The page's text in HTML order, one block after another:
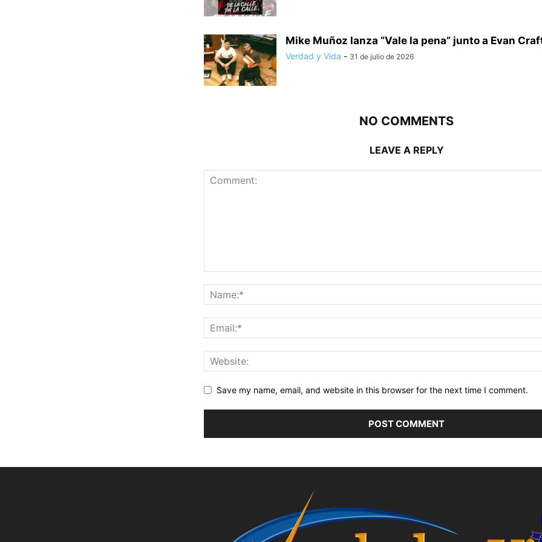
Mike Muñoz lanza “Vale la pena” junto a Evan
Verdad y Vida - 31 de julio de 2026
NO COMMENTS
LEAVE A REPLY
Save my name, email, and website in this browser for the next time I comment.